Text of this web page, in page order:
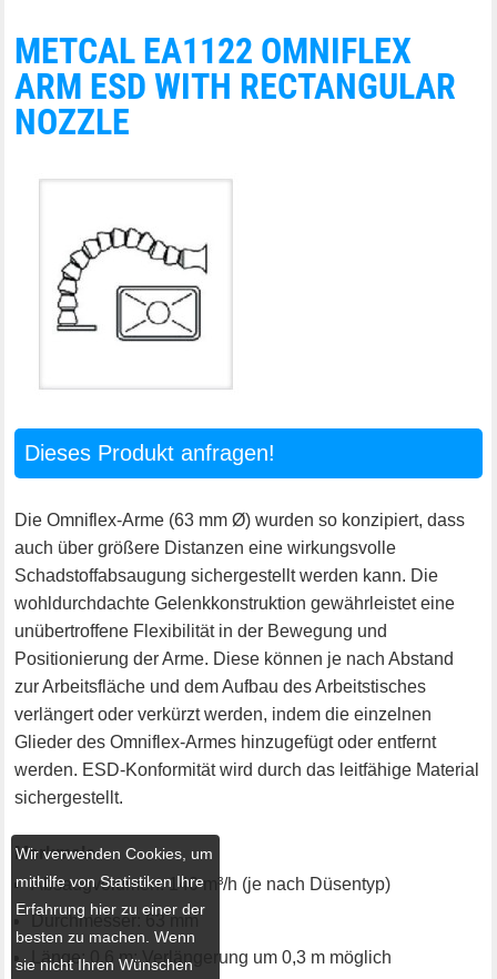
METCAL EA1122 OMNIFLEX
ARM ESD WITH RECTANGULAR
NOZZLE
Dieses Produkt anfragen!
Die Omniflex-Arme (63 mm Ø) wurden so konzipiert, dass
auch über größere Distanzen eine wirkungsvolle
Schadstoffabsaugung sichergestellt werden kann. Die
wohldurchdachte Gelenkkonstruktion gewährleistet eine
unübertroffene Flexibilität in der Bewegung und
Positionierung der Arme. Diese können je nach Abstand
zur Arbeitsfläche und dem Aufbau des Arbeitstisches
verlängert oder verkürzt werden, indem die einzelnen
Glieder des Omniflex-Armes hinzugefügt oder entfernt
werden. ESD-Konformität wird durch das leitfähige Material
sichergestellt.
Merkmale
Absaugvolumen: 140 m³/h (je nach Düsentyp)
Durchmesser: 63 mm
Länge: 0,6 m; Verlängerung um 0,3 m möglich
Wir verwenden Cookies, um
mithilfe von Statistiken Ihre
Erfahrung hier zu einer der
besten zu machen. Wenn
sie nicht Ihren Wünschen